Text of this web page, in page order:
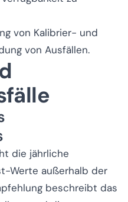
von Kalibrier- und
von Ausfällen.
die jährliche
Werte außerhalb der
beschreibt das